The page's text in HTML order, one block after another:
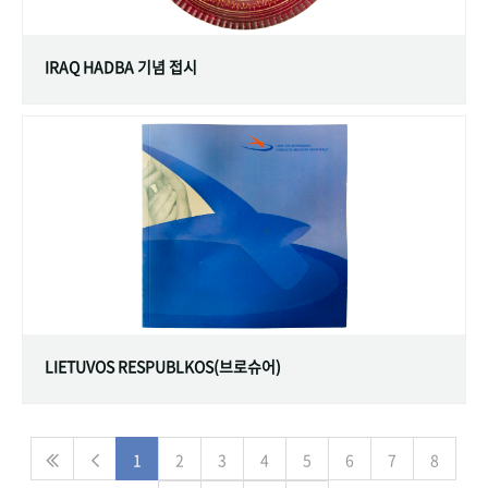
IRAQ HADBA 기념 접시
LIETUVOS RESPUBLKOS(브로슈어)
1 2 3 4 5 6 7 8